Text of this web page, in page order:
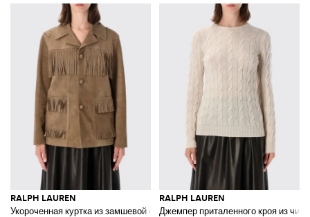
RALPH LAUREN
Укороченная куртка из замшевой овечьей кожи с бахромой и вышивкой
RALPH LAUREN
Джемпер приталенного кроя из